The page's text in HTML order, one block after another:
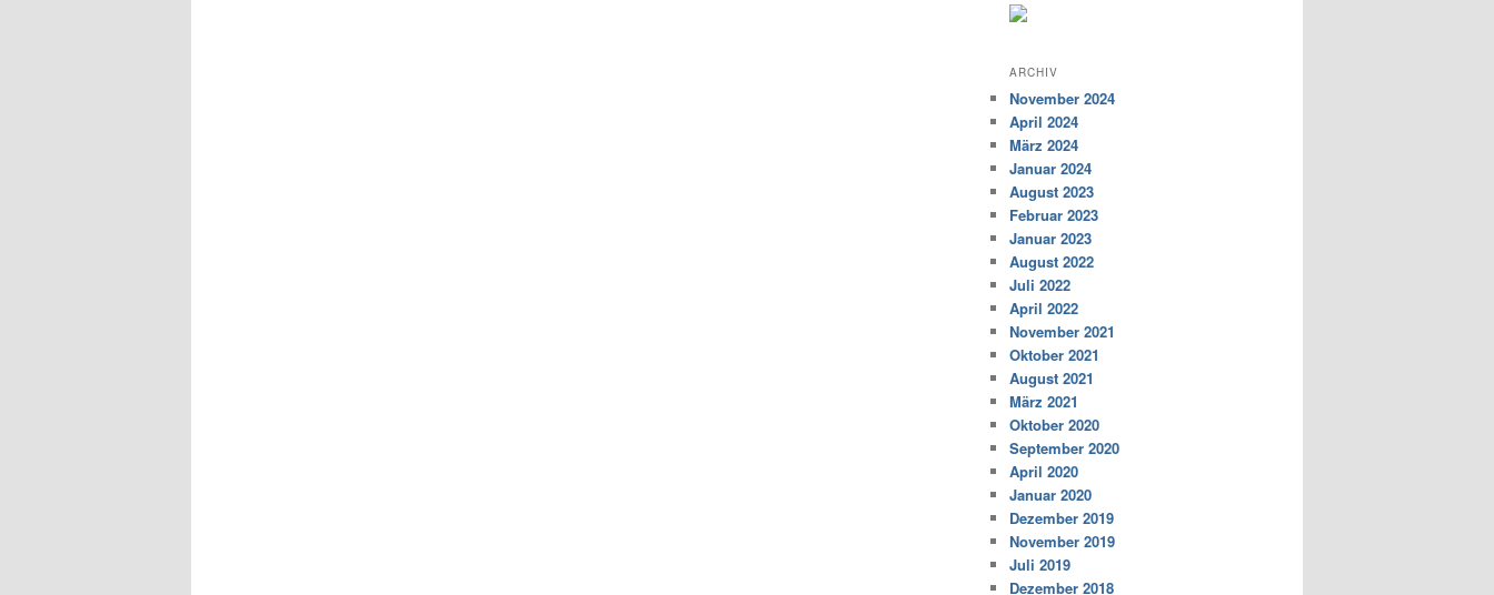
ARCHIV
November 2024
April 2024
März 2024
Januar 2024
August 2023
Februar 2023
Januar 2023
August 2022
Juli 2022
April 2022
November 2021
Oktober 2021
August 2021
März 2021
Oktober 2020
September 2020
April 2020
Januar 2020
Dezember 2019
November 2019
Juli 2019
Dezember 2018